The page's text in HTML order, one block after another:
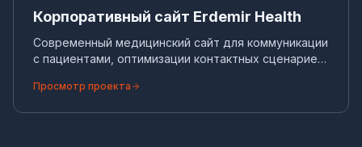
Корпоративный сайт Erdemir Health
Современный медицинский сайт для коммуникации
с пациентами, оптимизации контактных сценариев
Просмотр проекта